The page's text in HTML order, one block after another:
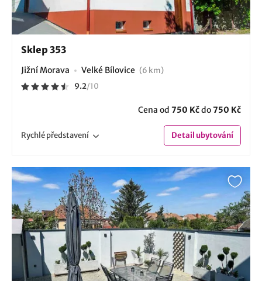
Sklep 353
Jižní Morava Velké Bílovice (6 km)
9.2/10
Cena od 750 Kčdo750 Kč
Rychlépředstavení Detailubytování